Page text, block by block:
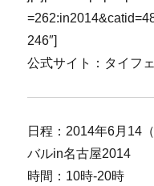
246″]
公式サイト：タイフ
日程：2014年6月14
バルin名古屋2014
時間：10時-20時